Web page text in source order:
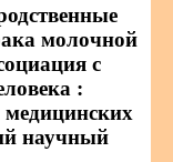
молочной
с
:
медицинских
научный